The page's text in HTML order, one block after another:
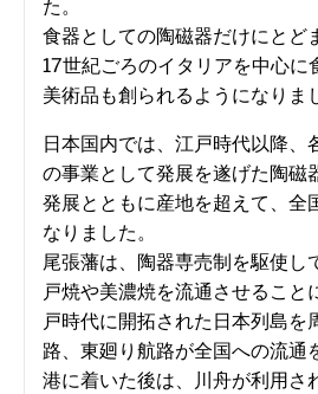
た。
食器としての陶磁器だけにとど
17世紀ごろのイタリアを中心に
美術品も創られるようになりま
日本国内では、江戸時代以降、
の事業として発展を遂げた陶磁
発展とともに産地を超えて、全
なりました。
尾張藩は、陶器専売制を駆使し
戸焼や美濃焼を流通させること
戸時代に開拓された日本列島を
路、東廻り航路が全国への流通
港に着いた後は、川舟が利用さ